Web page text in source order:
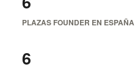
PLAZAS FOUNDER EN ESPAÑA
6